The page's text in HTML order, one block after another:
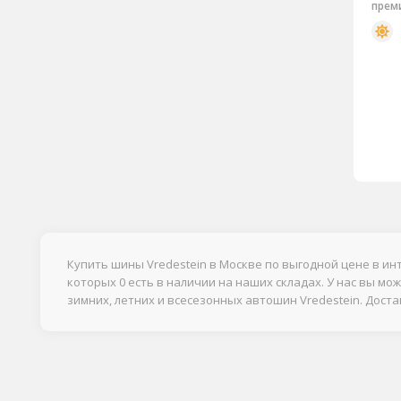
Купить шины Vredestein в Москве по выгодной цене в
которых 0 есть в наличии на наших складах. У нас вы
зимних, летних и всесезонных автошин Vredestein.